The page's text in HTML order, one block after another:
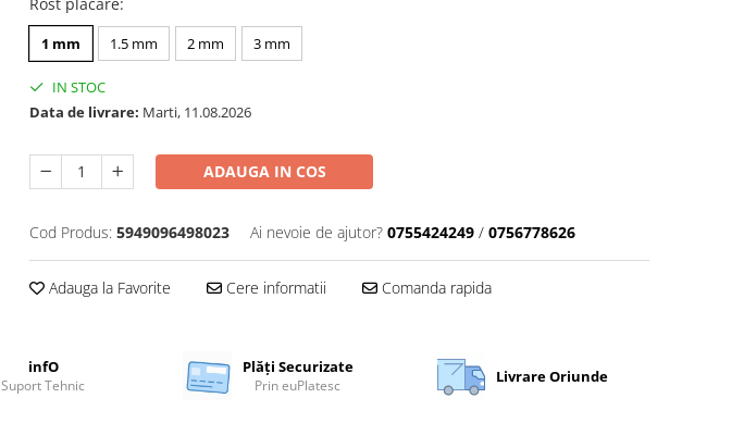
1 mm 1.5 mm 2 mm 3 mm
IN STOC
Data de livrare: Marti, 11.08.2026
ADAUGA IN COS
Cod Produs: 5949096498023 Ai nevoie de ajutor? 0755424249 / 0756778626
Adauga la Favorite Cere informatii Comanda rapida
infO
Suport Tehnic
Plăți Securizate
Prin euPlatesc Livrare Oriunde